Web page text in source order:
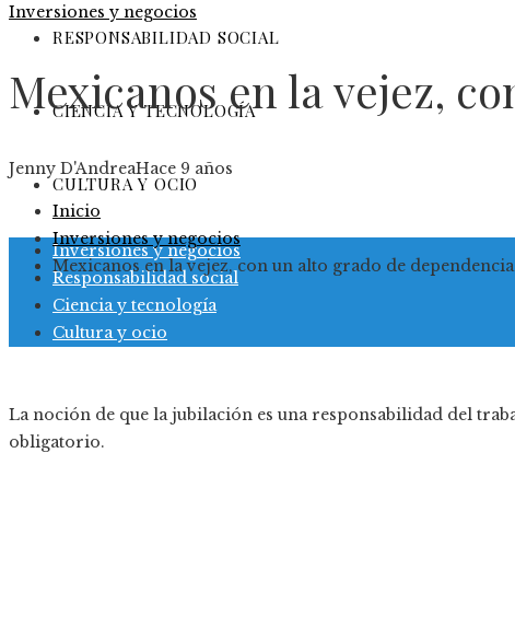
Contacto
RESPONSABILIDAD SOCIAL
CIENCIA Y TECNOLOGÍA
CULTURA Y OCIO
Inversiones y negocios
Responsabilidad social
Ciencia y tecnología
Cultura y ocio
Inversiones y negocios
Mexicanos en la vejez,
Jenny D'AndreaHace 9 años
Inicio
Inversiones y negocios
Mexicanos en la vejez, con un alto grado de dependencia
La noción de que la jubilación es una responsabilidad del
obligatorio.